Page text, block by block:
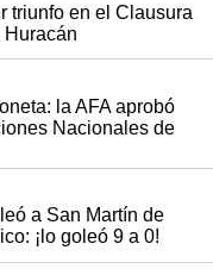
triunfo en el Clausura
Huracán
la AFA aprobó
Nacionales de
a San Martín de
¡lo goleó 9 a 0!